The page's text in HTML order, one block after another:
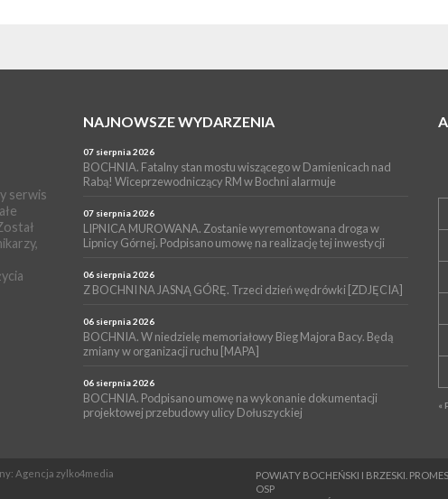
serwis
NAJNOWSZE WYDARZENIA
07 sierpnia 2026
BOCHNIA. Fatalny stan mostu wiszącego w Damienicach nad
Rabą! Wiceprzewodniczący RM w Bochni alarmuje
07 sierpnia 2026
LIPNICA MUROWANA. Zostanie wyremontowana droga w
Lipnicy Górnej. Podpisano umowę na realizację tej inwestycji
06 sierpnia 2026
Z BOCHNI NA JASNĄ GÓRĘ. Trzeci dzień wędrówki [ZDJĘCIA]
06 sierpnia 2026
BOCHNIA. W niedzielę memoriałowy Bieg Majora Bacy. Będą
zmiany w organizacji ruchu [MAPA]
06 sierpnia 2026
BOCHNIA. Podpisano umowę na wykonanie dokumentacji
projektowej przebudowy ulicy Dołuszyckiej
«
POWIATY BOCHEŃSKI I BRZESKI.
OSP
Agencja zylko4media